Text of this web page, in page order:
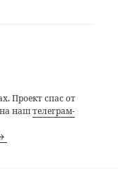
Проект спас от
на наштелеграм-